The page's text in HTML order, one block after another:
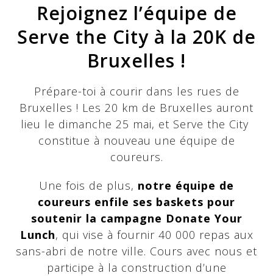
Rejoignez l’équipe de
Serve the City à la 20K de
Bruxelles !
Prépare-toi à courir dans les rues de
Bruxelles ! Les 20 km de Bruxelles auront
lieu le dimanche 25 mai, et Serve the City
constitue à nouveau une équipe de
coureurs.
Une fois de plus, notre équipe de
coureurs enfile ses baskets pour
soutenir la campagne Donate Your
Lunch, qui vise à fournir 40 000 repas aux
sans-abri de notre ville. Cours avec nous et
participe à la construction d’une